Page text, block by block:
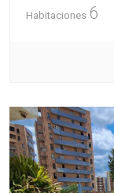
Habitaciones 6